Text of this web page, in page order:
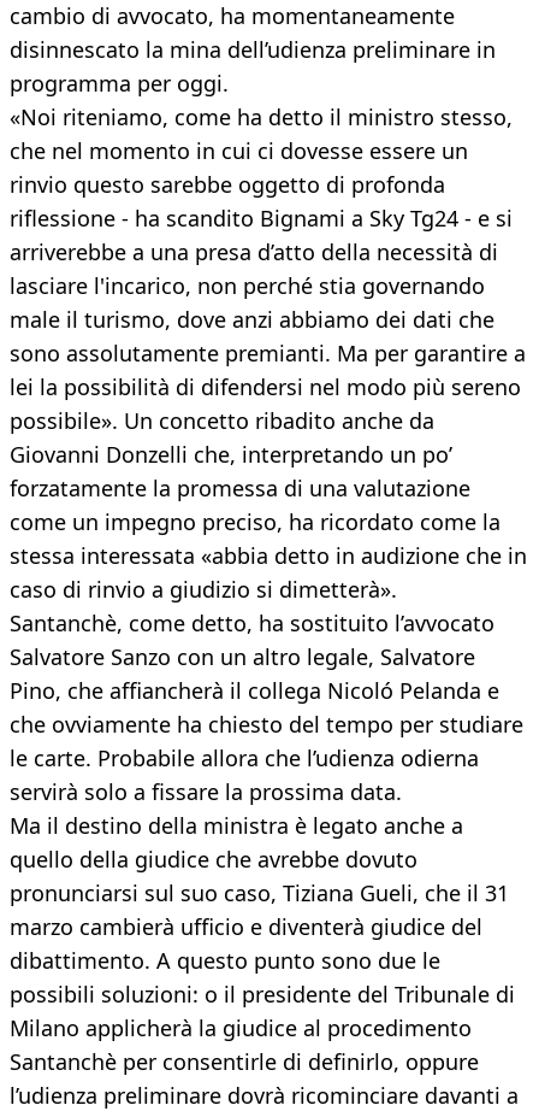
cambio di avvocato, ha momentaneamente
disinnescato la mina dell’udienza preliminare in
programma per oggi.
«Noi riteniamo, come ha detto il ministro stesso,
che nel momento in cui ci dovesse essere un
rinvio questo sarebbe oggetto di profonda
riflessione - ha scandito Bignami a Sky Tg24 - e si
arriverebbe a una presa d’atto della necessità di
lasciare l'incarico, non perché stia governando
male il turismo, dove anzi abbiamo dei dati che
sono assolutamente premianti. Ma per garantire a
lei la possibilità di difendersi nel modo più sereno
possibile». Un concetto ribadito anche da
Giovanni Donzelli che, interpretando un po’
forzatamente la promessa di una valutazione
come un impegno preciso, ha ricordato come la
stessa interessata «abbia detto in audizione che in
caso di rinvio a giudizio si dimetterà».
Santanchè, come detto, ha sostituito l’avvocato
Salvatore Sanzo con un altro legale, Salvatore
Pino, che affiancherà il collega Nicoló Pelanda e
che ovviamente ha chiesto del tempo per studiare
le carte. Probabile allora che l’udienza odierna
servirà solo a fissare la prossima data.
Ma il destino della ministra è legato anche a
quello della giudice che avrebbe dovuto
pronunciarsi sul suo caso, Tiziana Gueli, che il 31
marzo cambierà ufficio e diventerà giudice del
dibattimento. A questo punto sono due le
possibili soluzioni: o il presidente del Tribunale di
Milano applicherà la giudice al procedimento
Santanchè per consentirle di definirlo, oppure
l’udienza preliminare dovrà ricominciare davanti a